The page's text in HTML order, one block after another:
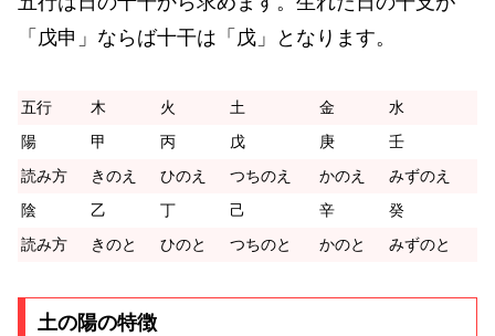
「戊申」ならば十干は「戊」となります。
五行 木 火 土 金
水
陽
甲 丙 戊 庚
壬
読み方
きのえ ひのえ つちのえ かのえ
みずのえ
陰
乙 丁 己 辛
癸
読み方
きのと ひのと つちのと かのと みずのと
土の陽の特徴